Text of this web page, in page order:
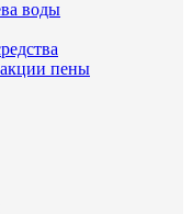
воды
пены